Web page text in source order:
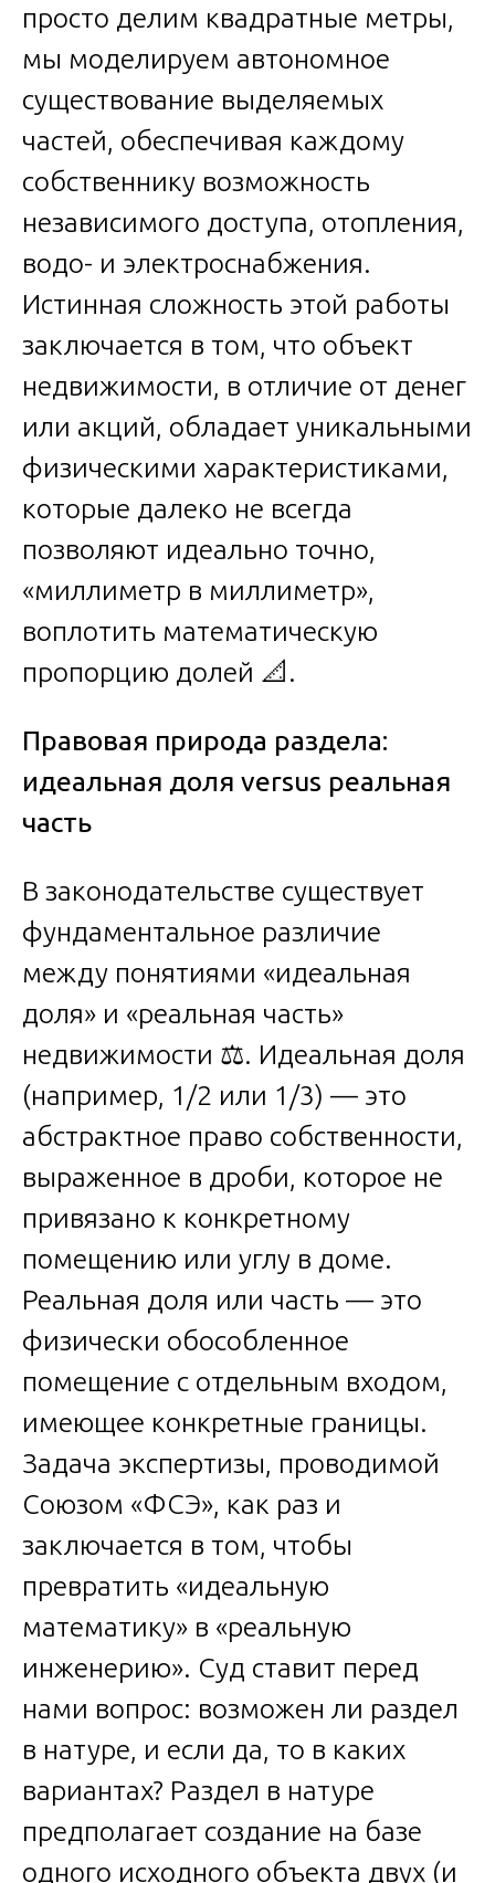
просто делим квадратные метры,
мы моделируем автономное
существование выделяемых
частей, обеспечивая каждому
собственнику возможность
независимого доступа, отопления,
водо- и электроснабжения.
Истинная сложность этой работы
заключается в том, что объект
недвижимости, в отличие от денег
или акций, обладает уникальными
физическими характеристиками,
которые далеко не всегда
позволяют идеально точно,
«миллиметр в миллиметр»,
воплотить математическую
пропорцию долей 📐.
Правовая природа раздела:
идеальная доля versus реальная
часть
В законодательстве существует
фундаментальное различие
между понятиями «идеальная
доля» и «реальная часть»
недвижимости ⚖️. Идеальная доля
(например, 1/2 или 1/3) — это
абстрактное право собственности,
выраженное в дроби, которое не
привязано к конкретному
помещению или углу в доме.
Реальная доля или часть — это
физически обособленное
помещение с отдельным входом,
имеющее конкретные границы.
Задача экспертизы, проводимой
Союзом «ФСЭ», как раз и
заключается в том, чтобы
превратить «идеальную
математику» в «реальную
инженерию». Суд ставит перед
нами вопрос: возможен ли раздел
в натуре, и если да, то в каких
вариантах? Раздел в натуре
предполагает создание на базе
одного исходного объекта двух (и